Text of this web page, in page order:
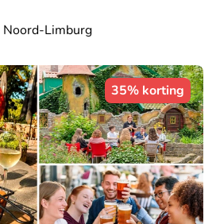
Noord-Limburg
35% korting